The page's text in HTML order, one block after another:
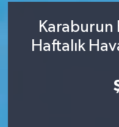
Karaburun
Haftalık
Trafik Durumu